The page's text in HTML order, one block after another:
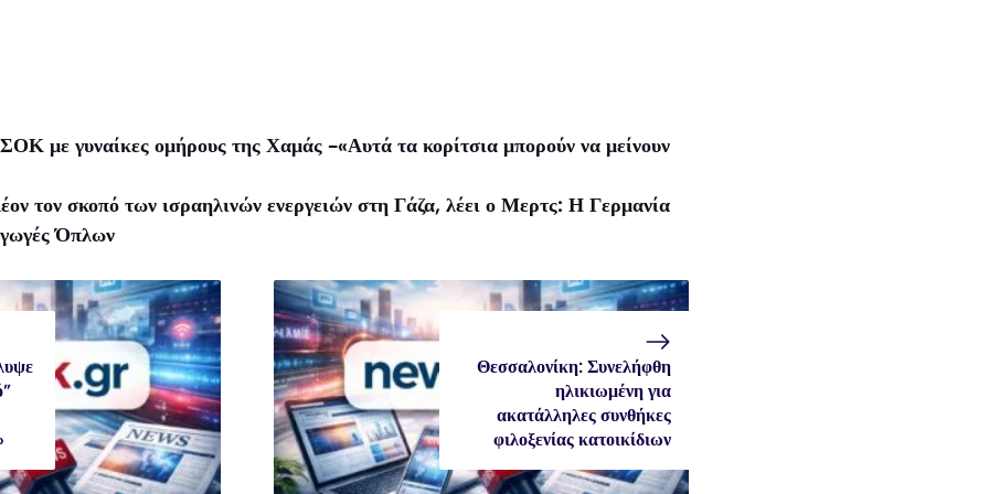
με γυναίκες ομήρους της Χαμάς -«Αυτά τα κορίτσια μπορούν να μείνουν
τον σκοπό των ισραηλινών ενεργειών στη Γάζα, λέει ο Μερτς: Η Γερμανία
Όπλων
Θεσσαλονίκη: Συνελήφθη
ηλικιωμένη για
ακατάλληλες συνθήκες
φιλοξενίας κατοικίδιων